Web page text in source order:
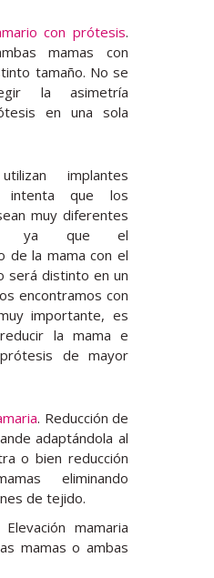
con prótesis.
mamas con
tamaño. No se
la asimetría
en una sola
implantes
intenta que los
muy diferentes
ya que el
de la mama con el
será distinto en un
encontramos con
importante, es
la mama e
de mayor
. Reducción de
adaptándola al
o bien reducción
eliminando
de tejido.
Elevación mamaria
mamas o ambas